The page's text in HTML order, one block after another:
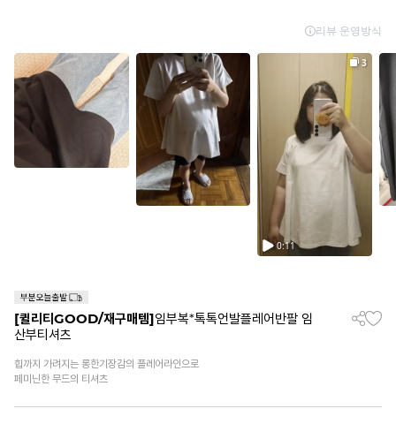
[퀼리티GOOD/재구매템]임부복*톡톡언발플레어반팔 임
산부티셔츠
힙까지 가려지는 롱한기장감의 플레어라인으로
페미닌한 무드의 티셔츠